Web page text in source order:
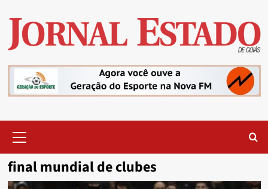
content
Menu
final mundial de clubes